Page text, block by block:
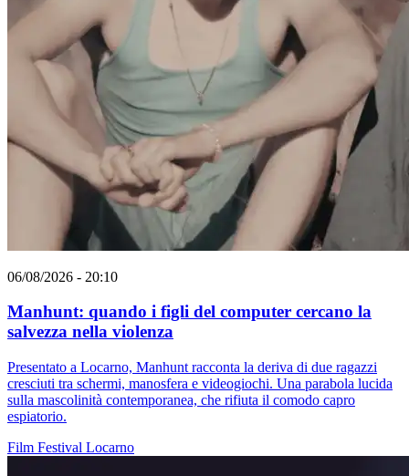
06/08/2026 - 20:10
Manhunt: quando i figli del computer cercano la
salvezza nella violenza
Presentato a Locarno, Manhunt racconta la deriva di due ragazzi
cresciuti tra schermi, manosfera e videogiochi. Una parabola lucida
sulla mascolinità contemporanea, che rifiuta il comodo capro
espiatorio.
Film Festival Locarno